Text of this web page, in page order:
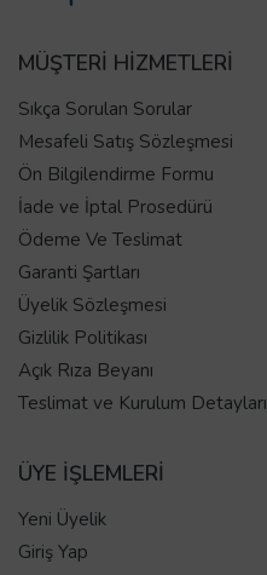
MÜŞTERİ HİZMETLERİ
Sıkça Sorulan Sorular
Mesafeli Satış Sözleşmesi
Ön Bilgilendirme Formu
İade ve İptal Prosedürü
Ödeme Ve Teslimat
Garanti Şartları
Üyelik Sözleşmesi
Gizlilik Politikası
Açık Rıza Beyanı
Teslimat ve Kurulum Detayları
ÜYE İŞLEMLERİ
Yeni Üyelik
Giriş Yap